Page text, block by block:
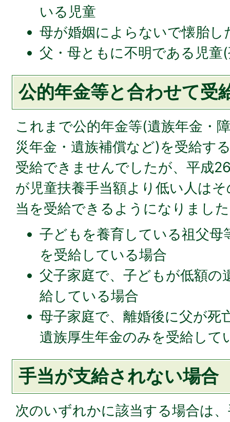
いる児童
母が婚姻によらないで懐胎し
父・母ともに不明である児童
公的年金等と合わせて受
これまで公的年金等(遺族年金・
災年金・遺族補償など)を受給す
受給できませんでしたが、平成
が児童扶養手当額より低い人は
当を受給できるようになりまし
子どもを養育している祖父母
を受給している場合
父子家庭で、子どもが低額の
給している場合
母子家庭で、離婚後に父が死
遺族厚生年金のみを受給して
手当が支給されない場合
次のいずれかに該当する場合は